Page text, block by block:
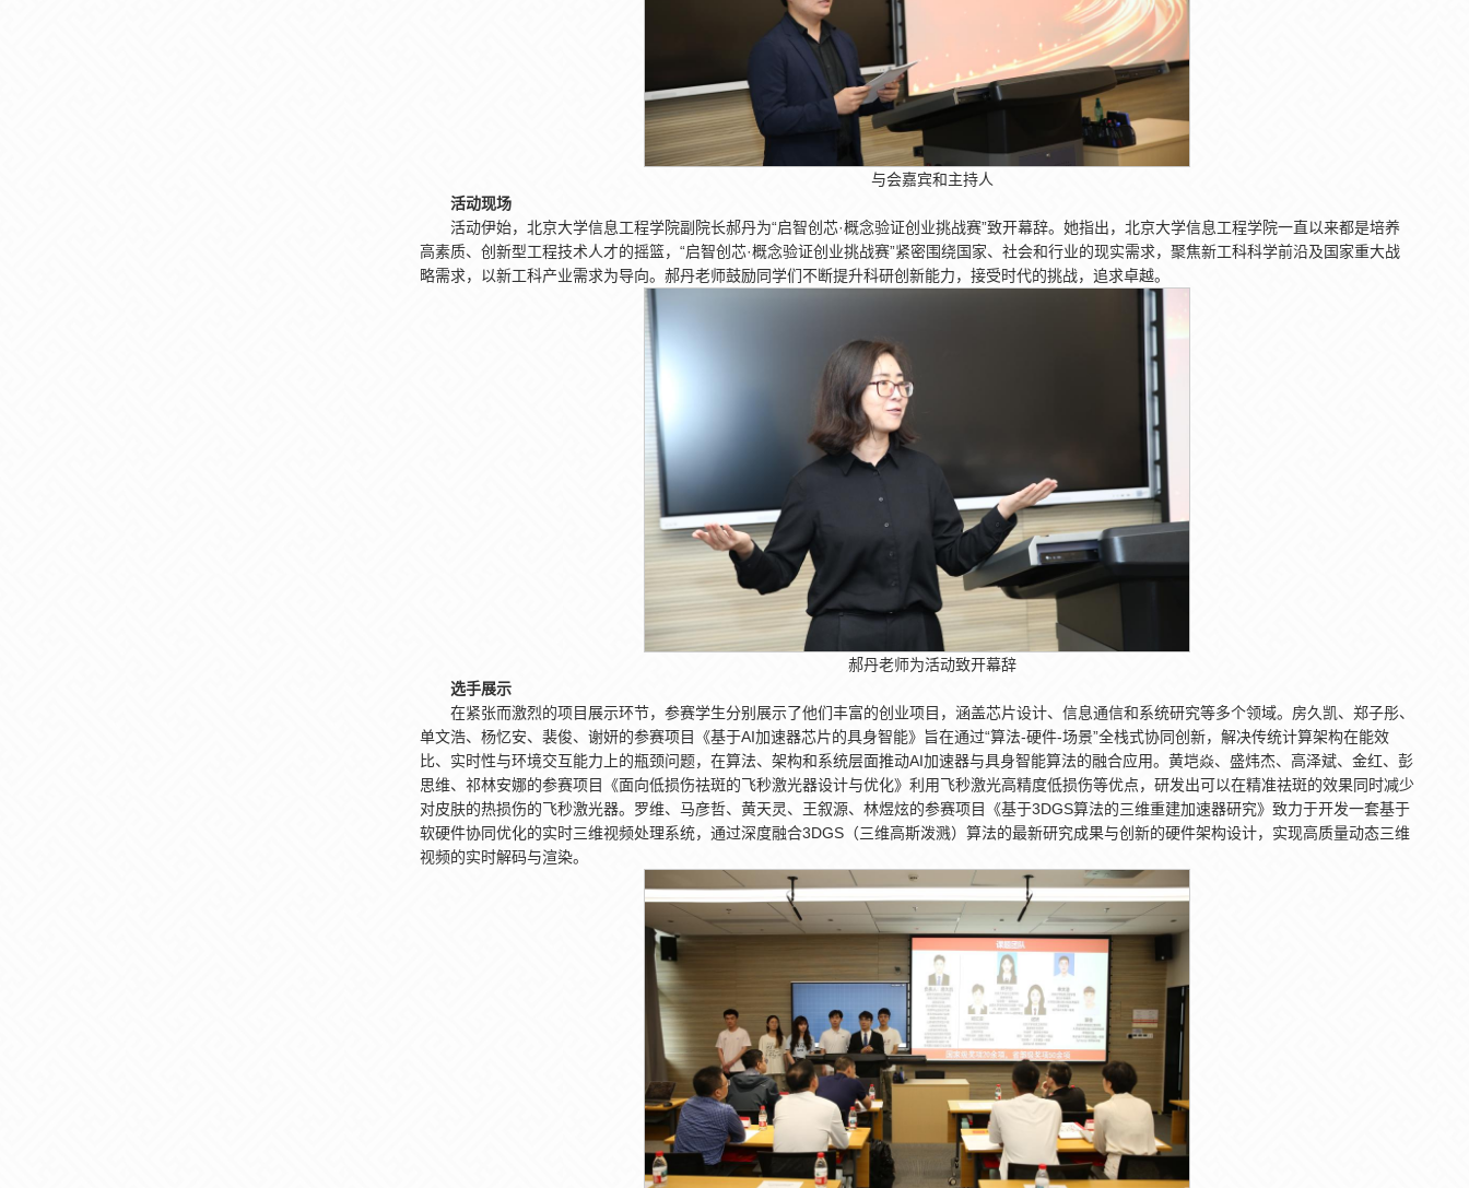
与会嘉宾和主持人
活动现场
活动伊始，北京大学信息工程学院副院长郝丹为“启智创芯·概念验证创业挑战赛”致开幕辞。她指出，北京大学信息工程学院一直以来都是培养
高素质、创新型工程技术人才的摇篮，“启智创芯·概念验证创业挑战赛”紧密围绕国家、社会和行业的现实需求，聚焦新工科科学前沿及国家重大战
略需求，以新工科产业需求为导向。郝丹老师鼓励同学们不断提升科研创新能力，接受时代的挑战，追求卓越。
郝丹老师为活动致开幕辞
选手展示
在紧张而激烈的项目展示环节，参赛学生分别展示了他们丰富的创业项目，涵盖芯片设计、信息通信和系统研究等多个领域。房久凯、郑子彤、
单文浩、杨忆安、裴俊、谢妍的参赛项目《基于AI加速器芯片的具身智能》旨在通过“算法-硬件-场景”全栈式协同创新，解决传统计算架构在能效
比、实时性与环境交互能力上的瓶颈问题，在算法、架构和系统层面推动AI加速器与具身智能算法的融合应用。黄垲焱、盛炜杰、高泽斌、金红、彭
思维、祁林安娜的参赛项目《面向低损伤祛斑的飞秒激光器设计与优化》利用飞秒激光高精度低损伤等优点，研发出可以在精准祛斑的效果同时减少
对皮肤的热损伤的飞秒激光器。罗维、马彦哲、黄天灵、王叙源、林煜炫的参赛项目《基于3DGS算法的三维重建加速器研究》致力于开发一套基于
软硬件协同优化的实时三维视频处理系统，通过深度融合3DGS（三维高斯泼溅）算法的最新研究成果与创新的硬件架构设计，实现高质量动态三维
视频的实时解码与渲染。